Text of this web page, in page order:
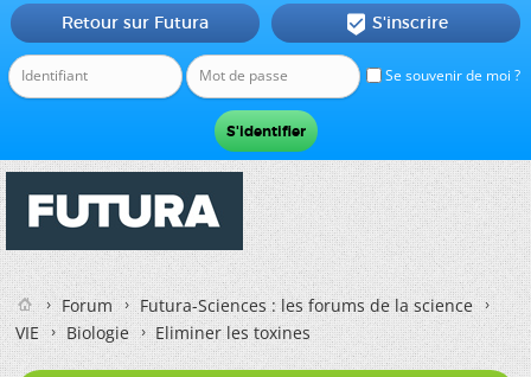
Se souvenir de moi ?
Retour sur Futura  S'inscrire
Forum
Futura-Sciences : les forums de la science
VIE
Biologie Eliminer les toxines